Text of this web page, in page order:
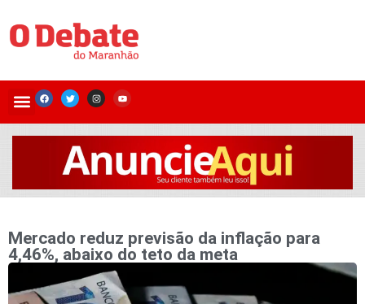
Mercado reduz previsão da inflação para
4,46%, abaixo do teto da meta